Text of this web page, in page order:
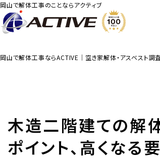
岡山で解体工事のことならアクティブ
岡山で解体工事ならACTIVE｜空き家解体・アスベスト調
木造二階建ての解
ポイント、高くなる